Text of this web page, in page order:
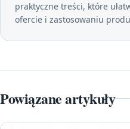
praktyczne treści, które
ofercie i zastosowaniu
Powiązane artykuły